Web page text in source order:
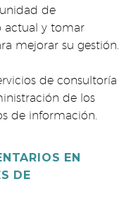
de
actual y tomar
mejorar su gestión.
de consultoría
de los
de información.
EN
DE